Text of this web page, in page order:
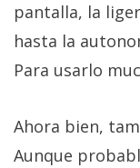
pantalla, la
hasta la
Para usarlo
Ahora bien,
Aunque